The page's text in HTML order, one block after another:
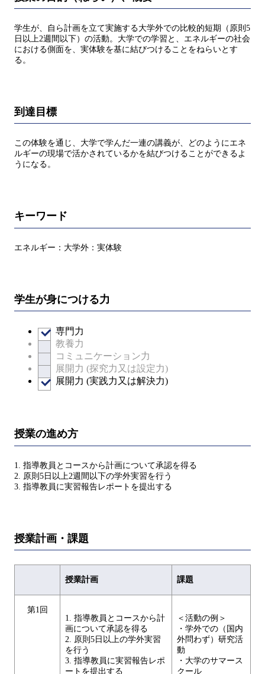
学生が、自ら計画を立て実施する大学外での比較的短期（原則5
日以上2週間以下）の活動。大学での学習と、エネルギーの社会
における側面を、実体験を基に結びつけることをねらいとす
る。
到達目標
この体験を通じ、大学で学んだ一連の講義が、どのようにエネ
ルギーの現場で活かされているかを結びつけることができるよ
うになる。
キーワード
エネルギー：大学外：実体験
学生が身につける力
専門力
教養力
コミュニケーション力
展開力 (探究力又は設定力)
展開力 (実践力又は解決力)
授業の進め方
1. 指導教員とコースから計画について承認を得る
2. 原則5日以上2週間以下の学外実習を行う
3. 指導教員に実習報告レポートを提出する
授業計画・課題
授業計画 課題
第1回
1. 指導教員とコースから計
画について承認を得る
2. 原則5日以上の学外実習
を行う
3. 指導教員に実習報告レポ
ートを提出する
＜活動の例＞
・学外での（国内
外問わず）研究活
動
・大学のサマース
クール